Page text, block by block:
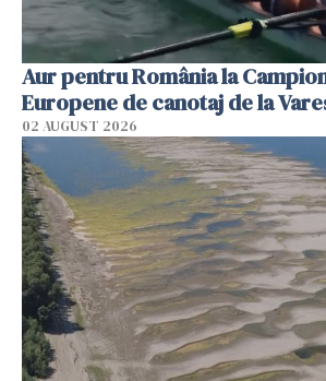
Aur pentru România la
Europene de canotaj de la
02 AUGUST 2026